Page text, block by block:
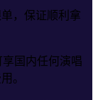
，保证顺利拿
国内任何演唱
。